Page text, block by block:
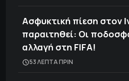
Ασφυκτική πίεση στον
παραιτηθεί: Οι
αλλαγή στη FIFA!
53 ΛΕΠΤΑ ΠΡΙΝ